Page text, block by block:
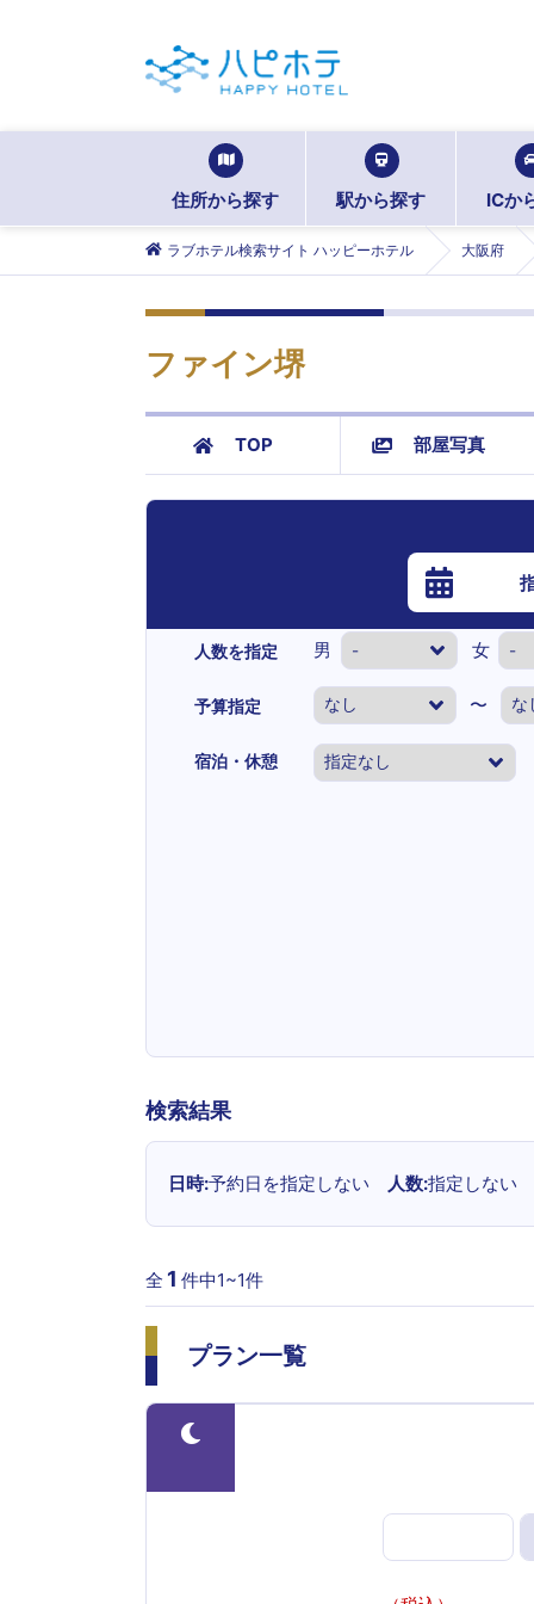
住所から探す 駅から探す ICか
ラブホテル検索サイト ハッピーホテル 大阪府
ファイン堺
TOP 部屋写真
人数を指定 男 女
予算指定 〜
宿泊・休憩
検索結果
日時 予約日を指定しない 人数 指定しない
全 1 件中1~1件
プラン一覧